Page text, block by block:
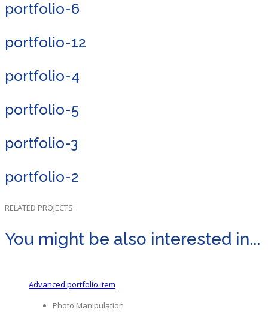
portfolio-6
portfolio-12
portfolio-4
portfolio-5
portfolio-3
portfolio-2
RELATED PROJECTS
You might be also interested in...
Advanced portfolio item
Photo Manipulation